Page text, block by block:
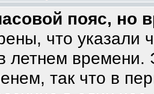
пояс, но
что указали
летнем времени.
так что в